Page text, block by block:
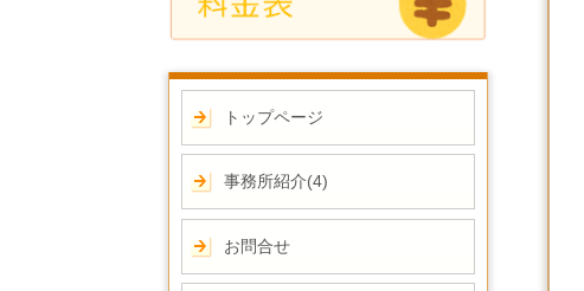
トップページ
事務所紹介(4)
お問合せ